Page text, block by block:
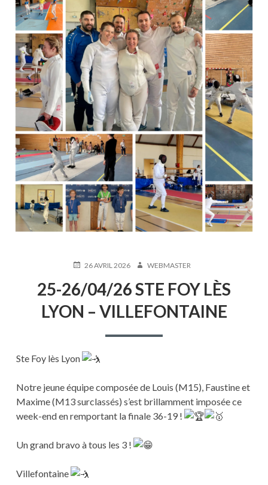
PUBLIÉ26 AVRIL 2026 AUTEUR
WEBMASTER
25-26/04/26 STE FOY LÈS
LYON – VILLEFONTAINE
Ste Foy lès Lyon
Notre jeune équipe composée de Louis (M15), Faustine et
Maxime (M13 surclassés) s’est brillamment imposée ce
week-end en remportant la finale 36-19 !
Un grand bravo à tous les 3 !
Villefontaine